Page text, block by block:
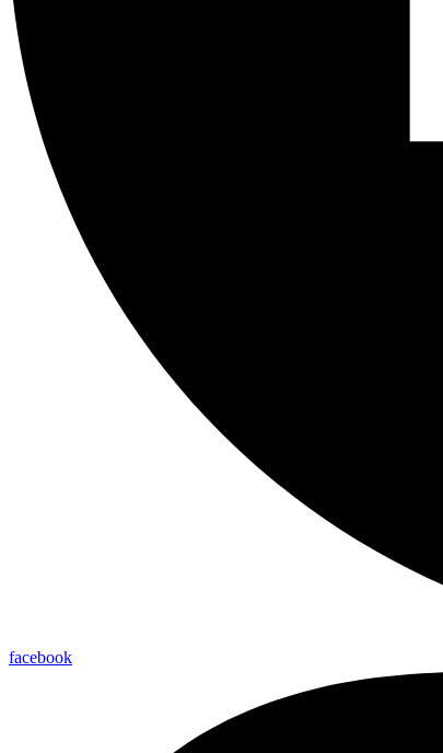
facebook